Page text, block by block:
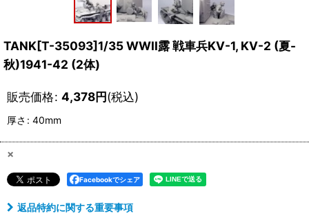
TANK[T-35093]1/35 WWII露 戦車兵KV-1, KV-2 (夏-
秋)1941-42 (2体)
販売価格: 4,378円(税込)
厚さ : 40mm
×
Facebookでシェア
返品特約に関する重要事項